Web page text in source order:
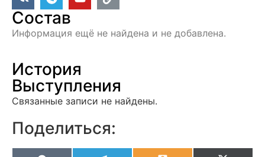
Состав
Информация ещё не найдена и не добавлена.
История
Выступления
Связанные записи не найдены.
Поделиться: